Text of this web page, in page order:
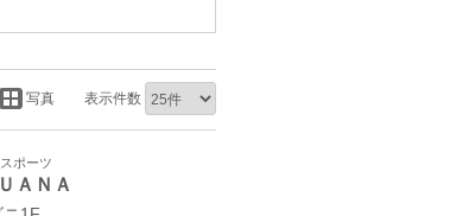
写真 表示件数
ポーツ
ＡＮＡ